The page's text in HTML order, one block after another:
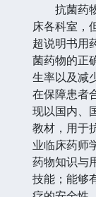
抗菌药物
床各科室，
超说明书用
菌药物的正
生率以及减
在保障患者
现以国内、
教材，用于
业临床药师
药物知识与
技能；能够